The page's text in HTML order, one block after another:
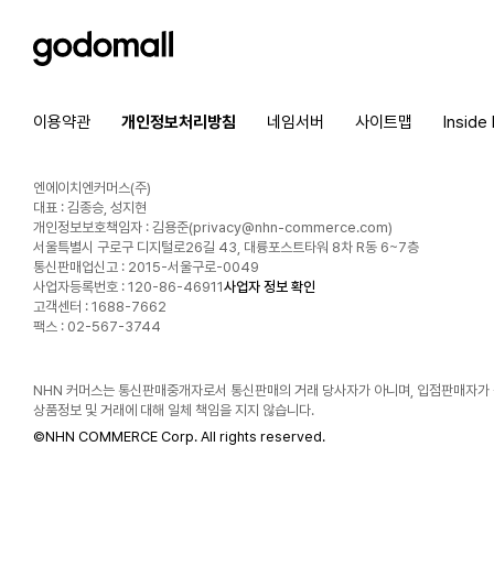
godomall
이용약관 개인정보처리방침 네임서버 사이트맵 Inside
엔에이치엔커머스(주)
대표 : 김종승, 성지현
개인정보보호책임자 : 김용준(privacy@nhn-commerce.com)
서울특별시 구로구 디지털로26길 43, 대륭포스트타워 8차 R동 6~7층
통신판매업신고 : 2015-서울구로-0049
사업자등록번호 : 120-86-46911사업자 정보 확인
고객센터 : 1688-7662
팩스 : 02-567-3744
NHN 커머스는 통신판매중개자로서 통신판매의 거래 당사자가 아니며, 입점판매자가
상품정보 및 거래에 대해 일체 책임을 지지 않습니다.
©NHN COMMERCE Corp. All rights reserved.